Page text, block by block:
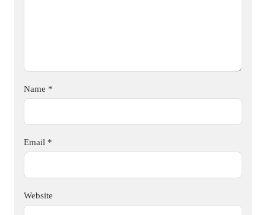
Name *
Email *
Website